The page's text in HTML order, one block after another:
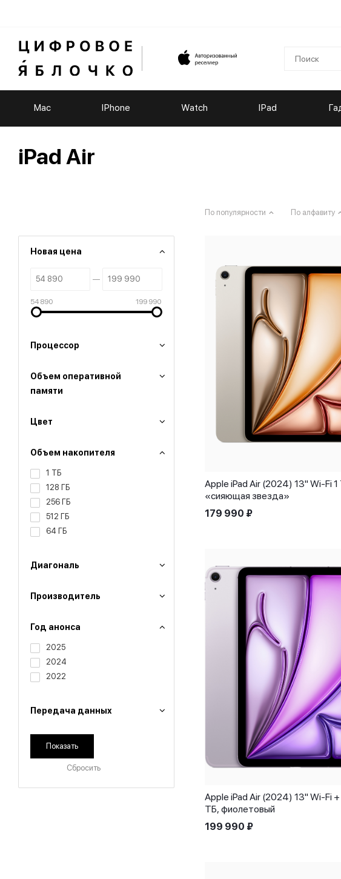
Mac IPhone Watch IPad
iPad Air
По популярности По алфавиту
Apple iPad Air (2024) 13" Wi-Fi 1
«сияющая звезда»
179 990 ₽
Apple iPad Air (2024) 13" Wi-Fi +
ТБ, фиолетовый
199 990 ₽
Новая цена
54 890 199 990
Процессор
Объем оперативной
памяти
Цвет
Объем накопителя
1 ТБ
128 ГБ
256 ГБ
512 ГБ
64 ГБ
Диагональ
Производитель
Год анонса
2025
2024
2022
Передача данных
Сбросить